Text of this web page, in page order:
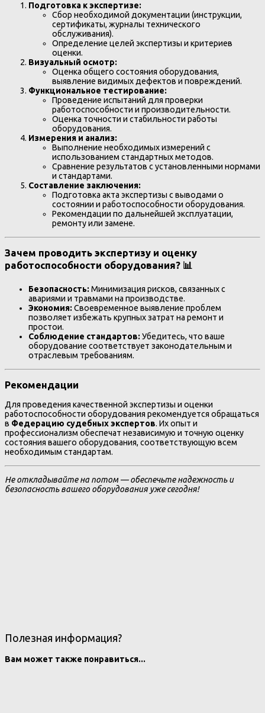
Подготовка к экспертизе:
Сбор необходимой документации (инструкции,
сертификаты, журналы технического
обслуживания).
Определение целей экспертизы и критериев
оценки.
Визуальный осмотр:
Оценка общего состояния оборудования,
выявление видимых дефектов и повреждений.
Функциональное тестирование:
Проведение испытаний для проверки
работоспособности и производительности.
Оценка точности и стабильности работы
оборудования.
Измерения и анализ:
Выполнение необходимых измерений с
использованием стандартных методов.
Сравнение результатов с установленными нормами
и стандартами.
Составление заключения:
Подготовка акта экспертизы с выводами о
состоянии и работоспособности оборудования.
Рекомендации по дальнейшей эксплуатации,
ремонту или замене.
Зачем проводить экспертизу и оценку
работоспособности оборудования? 📊
Безопасность:Минимизация рисков, связанных с
авариями и травмами на производстве.
Экономия:Своевременное выявление проблем
позволяет избежать крупных затрат на ремонт и
простои.
Соблюдение стандартов:Убедитесь, что ваше
оборудование соответствует законодательным и
отраслевым требованиям.
Рекомендации
Для проведения качественной экспертизы и оценки
работоспособности оборудования рекомендуется обращаться
в Федерацию судебных экспертов. Их опыт и
профессионализм обеспечат независимую и точную оценку
состояния вашего оборудования, соответствующую всем
необходимым стандартам.
Не откладывайте на потом — обеспечьте надежность и
безопасность вашего оборудования уже сегодня!
Полезная информация?
Вам может также понравиться...